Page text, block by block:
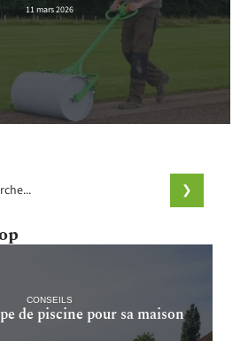
11 mars 2026
CONSEILS
de piscine pour sa maison